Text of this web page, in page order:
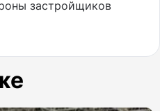
застройщиков